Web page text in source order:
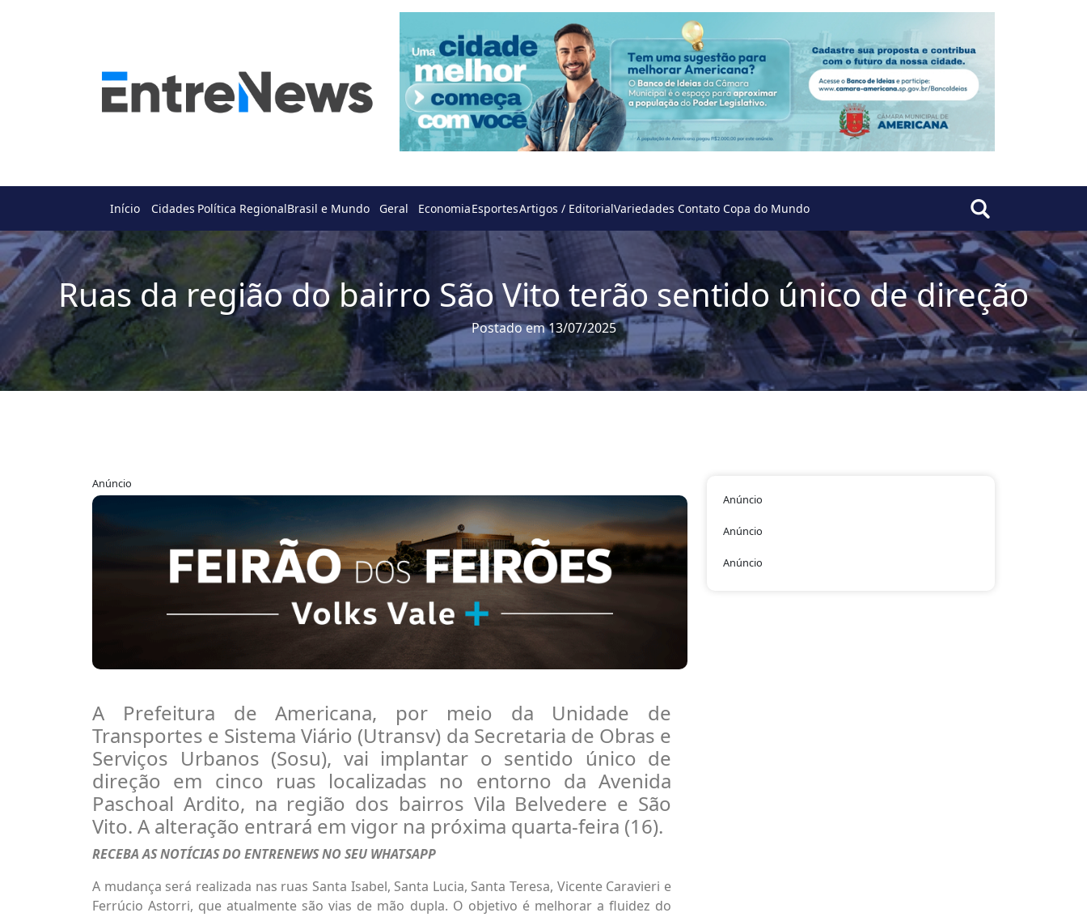
Início Cidades Política RegionalBrasil e Mundo Geral EconomiaEsportesArtigos / EditorialVariedades Contato Copa do Mundo
Ruas da região do bairro São Vito terão sentido único de direção
Postado em 13/07/2025
Anúncio
A Prefeitura de Americana, por meio da Unidade de
Transportes e Sistema Viário (Utransv) da Secretaria de Obras e
Serviços Urbanos (Sosu), vai implantar o sentido único de
direção em cinco ruas localizadas no entorno da Avenida
Paschoal Ardito, na região dos bairros Vila Belvedere e São
Vito. A alteração entrará em vigor na próxima quarta-feira (16).
RECEBA AS NOTÍCIAS DO ENTRENEWS NO SEU WHATSAPP
A mudança será realizada nas ruas Santa Isabel, Santa Lucia, Santa Teresa, Vicente Caravieri e
Ferrúcio Astorri, que atualmente são vias de mão dupla. O objetivo é melhorar a fluidez do
Anúncio
Anúncio
Anúncio